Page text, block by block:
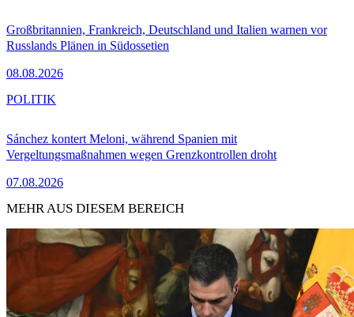
Großbritannien, Frankreich, Deutschland und Italien warnen vor
Russlands Plänen in Südossetien
08.08.2026
Sánchez kontert Meloni, während Spanien mit
Vergeltungsmaßnahmen wegen Grenzkontrollen droht
07.08.2026
POLITIK
MEHR AUS DIESEM BEREICH